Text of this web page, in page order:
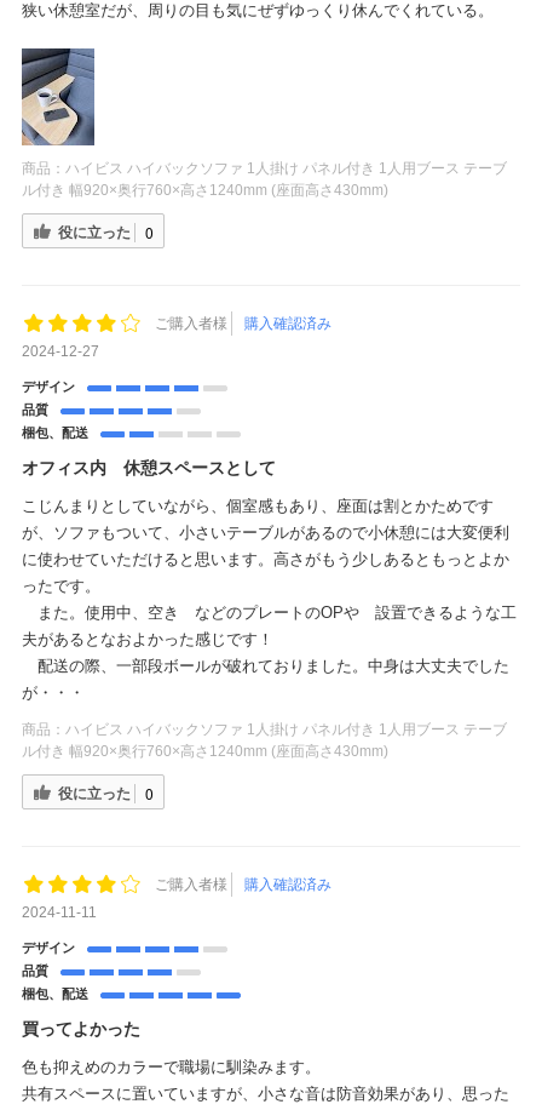
狭い休憩室だが、周りの目も気にぜずゆっくり休んでくれている。
商品： ハイビス ハイバックソファ 1人掛け パネル付き 1人用ブース テーブ
ル付き 幅920×奥行760×高さ1240mm (座面高さ430mm)
役に立った 0
ご購入者様
購入確認済み
2024-12-27
デザイン
品質
梱包、配送
オフィス内 休憩スペースとして
こじんまりとしていながら、個室感もあり、座面は割とかためです
が、ソファもついて、小さいテーブルがあるので小休憩には大変便利
に使わせていただけると思います。高さがもう少しあるともっとよか
ったです。
また。使用中、空き などのプレートのOPや 設置できるような工
夫があるとなおよかった感じです！
配送の際、一部段ボールが破れておりました。中身は大丈夫でした
が・・・
商品： ハイビス ハイバックソファ 1人掛け パネル付き 1人用ブース テーブ
ル付き 幅920×奥行760×高さ1240mm (座面高さ430mm)
役に立った 0
ご購入者様
購入確認済み
2024-11-11
デザイン
品質
梱包、配送
買ってよかった
色も抑えめのカラーで職場に馴染みます。
共有スペースに置いていますが、小さな音は防音効果があり、思った